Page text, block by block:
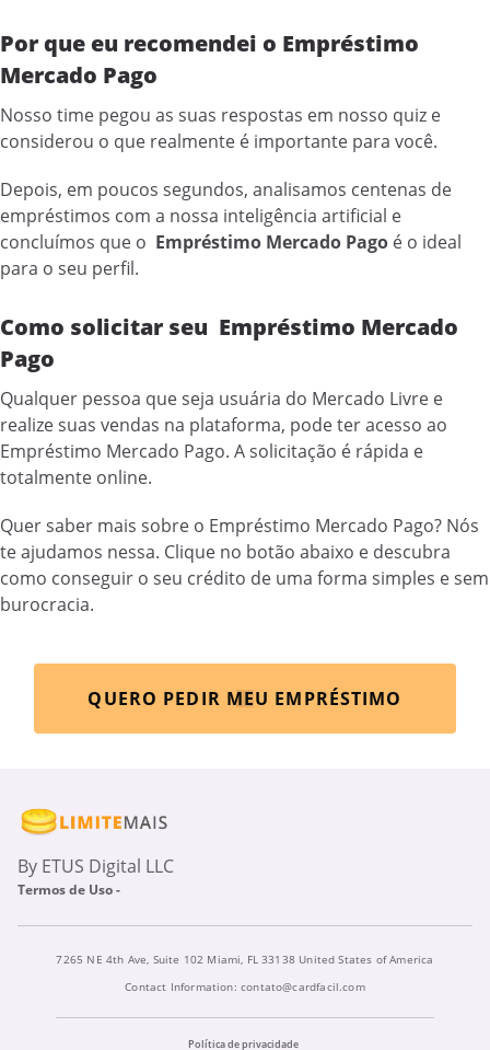
Por que eu recomendei o Empréstimo
Mercado Pago
Nosso time pegou as suas respostas em nosso quiz e
considerou o que realmente é importante para você.
Depois, em poucos segundos, analisamos centenas de
empréstimos com a nossa inteligência artificial e
concluímos que o Empréstimo Mercado Pago é o ideal
para o seu perfil.
Como solicitar seu Empréstimo Mercado
Pago
Qualquer pessoa que seja usuária do Mercado Livre e
realize suas vendas na plataforma, pode ter acesso ao
Empréstimo Mercado Pago. A solicitação é rápida e
totalmente online.
Quer saber mais sobre o Empréstimo Mercado Pago? Nós
te ajudamos nessa. Clique no botão abaixo e descubra
como conseguir o seu crédito de uma forma simples e sem
burocracia.
QUERO PEDIR MEU EMPRÉSTIMO
By ETUS Digital LLC
Termos de Uso -
7265 NE 4th Ave, Suite 102 Miami, FL 33138 United States of America
Contact Information: contato@cardfacil.com
Política de privacidade